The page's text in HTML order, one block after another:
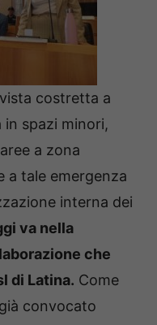
costretta a
spazi minori,
a zona
a tale emergenza
interna dei
va nella
che
di Latina. Come
convocato